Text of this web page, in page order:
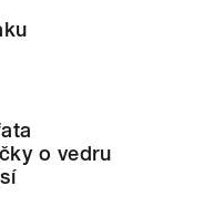
o vedru